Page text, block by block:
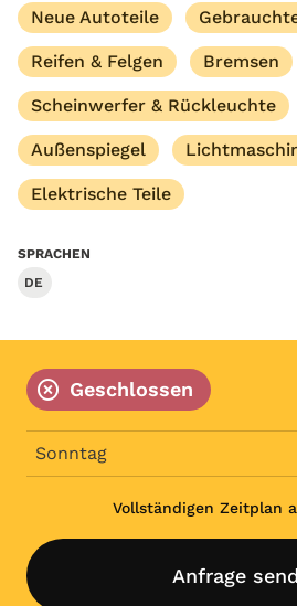
Neue Autoteile
Reifen & Felgen Bremsen
Scheinwerfer & Rückleuchte
Außenspiegel
Elektrische Teile
SPRACHEN
DE
Geschlossen
Sonntag
Vollständigen Zeitplan
Anfrage